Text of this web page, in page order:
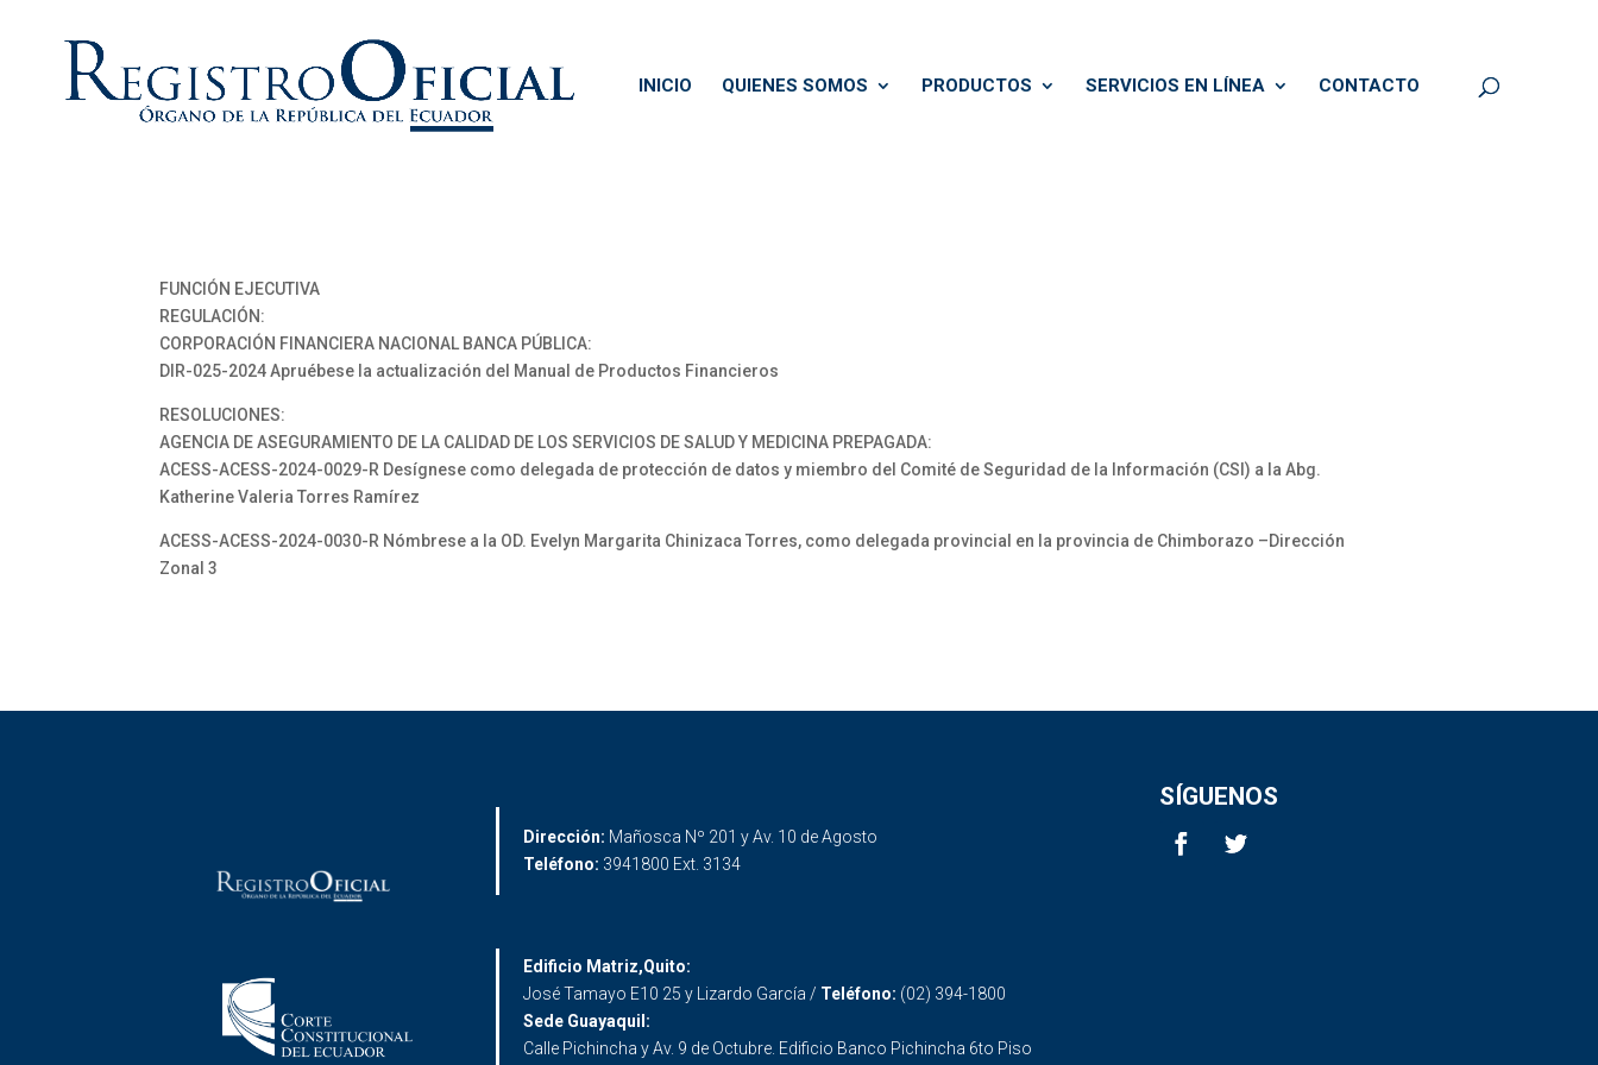
INICIO QUIENES SOMOS PRODUCTOS SERVICIOS EN LÍNEA CONTACTO
FUNCIÓN EJECUTIVA
REGULACIÓN:
CORPORACIÓN FINANCIERA NACIONAL BANCA PÚBLICA:
DIR-025-2024 Apruébese la actualización del Manual de Productos Financieros
RESOLUCIONES:
AGENCIA DE ASEGURAMIENTO DE LA CALIDAD DE LOS SERVICIOS DE SALUD Y MEDICINA PREPAGADA:
ACESS-ACESS-2024-0029-R Desígnese como delegada de protección de datos y miembro del Comité de Seguridad de la Información (CSI) a la Abg.
Katherine Valeria Torres Ramírez
ACESS-ACESS-2024-0030-R Nómbrese a la OD. Evelyn Margarita Chinizaca Torres, como delegada provincial en la provincia de Chimborazo –Dirección
Zonal 3
Dirección: Mañosca Nº 201 y Av. 10 de Agosto
Teléfono: 3941800 Ext. 3134
SÍGUENOS
Edificio Matriz,Quito:
José Tamayo E10 25 y Lizardo García / Teléfono: (02) 394-1800
Sede Guayaquil:
Calle Pichincha y Av. 9 de Octubre. Edificio Banco Pichincha 6to Piso